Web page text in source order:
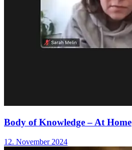
Body of Knowledge – At Home
12. November 2024